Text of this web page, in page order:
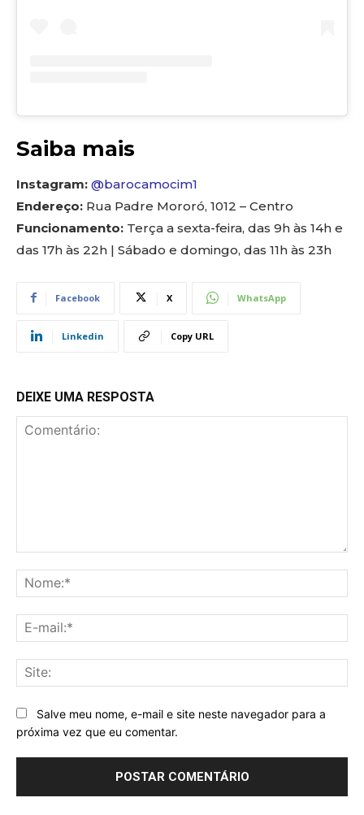
Saiba mais
Instagram: @barocamocim1
Endereço: Rua Padre Mororó, 1012 – Centro
Funcionamento: Terça a sexta-feira, das 9h às 14h e
das 17h às 22h | Sábado e domingo, das 11h às 23h
Facebook X WhatsApp
Linkedin Copy URL
DEIXE UMA RESPOSTA
Salve meu nome, e-mail e site neste navegador para a
próxima vez que eu comentar.